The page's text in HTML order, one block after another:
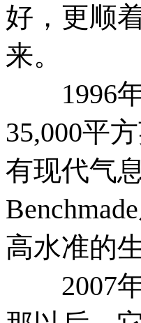
好，更顺
来。
1996年
35,000平
有现代气
高水准的
2007年